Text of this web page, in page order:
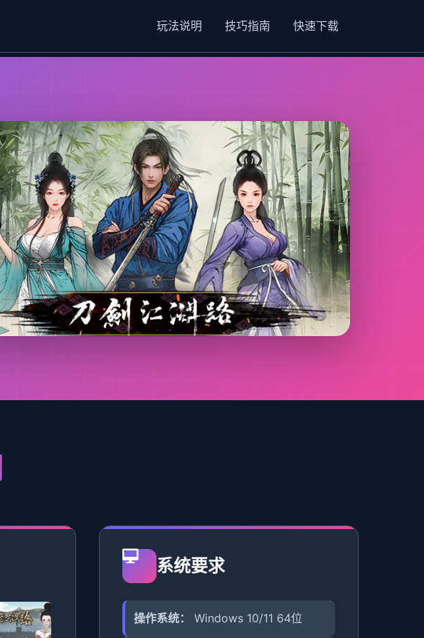
玩法说明 技巧指南 快速下载
系统要求
操作系统： Windows 10/11 64位